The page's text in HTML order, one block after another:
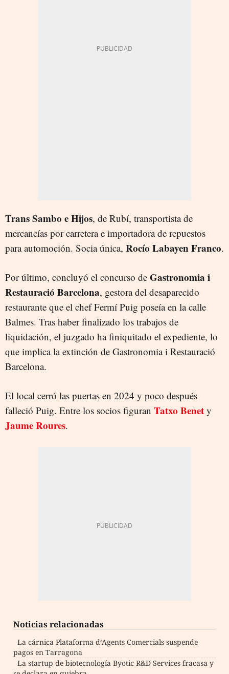
Trans Sambo e Hijos, de Rubí, transportista de
mercancías por carretera e importadora de repuestos
para automoción. Socia única, Rocío Labayen Franco.
Por último, concluyó el concurso de Gastronomia i
Restauració Barcelona, gestora del desaparecido
restaurante que el chef Fermí Puig poseía en la calle
Balmes. Tras haber finalizado los trabajos de
liquidación, el juzgado ha finiquitado el expediente, lo
que implica la extinción de Gastronomia i Restauració
Barcelona.
El local cerró las puertas en 2024 y poco después
falleció Puig. Entre los socios figuran Tatxo Benet y
Jaume Roures.
Noticias relacionadas
La cárnica Plataforma d’Agents Comercials suspende
pagos en Tarragona
La startup de biotecnología Byotic R&D Services fracasa y